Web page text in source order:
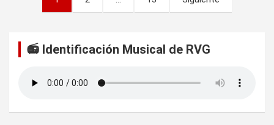
c
📻 Identificación Musical de RVG